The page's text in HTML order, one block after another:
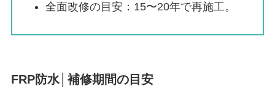
全面改修の目安：15〜20年で再施工。
FRP防水│補修期間の目安